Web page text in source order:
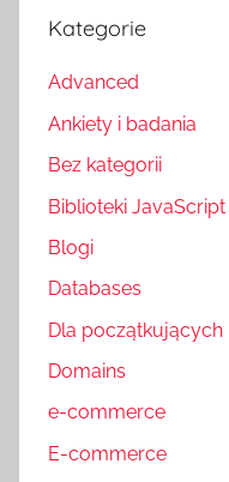
Kategorie
Advanced
Ankiety i badania
Bez kategorii
Biblioteki JavaScript
Blogi
Databases
Dla początkujących
Domains
e-commerce
E-commerce